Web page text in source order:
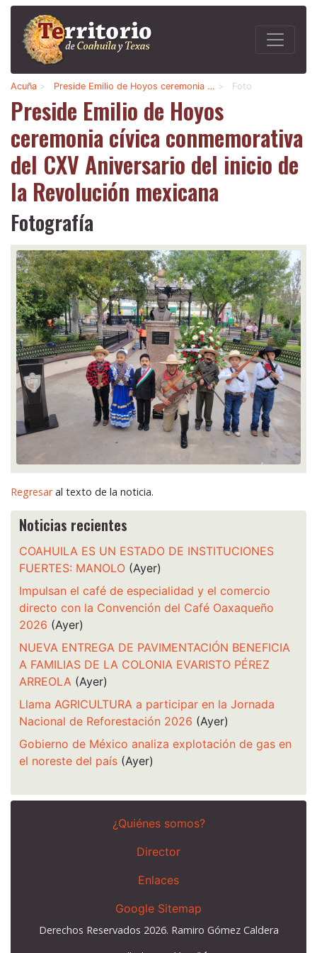
Acuña > Preside Emilio de Hoyos ceremonia … > Foto
Preside Emilio de Hoyos
ceremonia cívica conmemorativa
del CXV Aniversario del inicio de
la Revolución mexicana
Fotografía
Regresaral texto de la noticia.
Noticias recientes
COAHUILA ES UN ESTADO DE INSTITUCIONES
FUERTES: MANOLO (Ayer)
Impulsan el café de especialidad y el comercio
directo con la Convención del Café Oaxaqueño
2026 (Ayer)
NUEVA ENTREGA DE PAVIMENTACIÓN BENEFICIA
A FAMILIAS DE LA COLONIA EVARISTO PÉREZ
ARREOLA (Ayer)
Llama AGRICULTURA a participar en la Jornada
Nacional de Reforestación 2026 (Ayer)
Gobierno de México analiza explotación de gas en
el noreste del país (Ayer)
¿Quiénes somos?
Director
Enlaces
Google Sitemap
Derechos Reservados 2026. Ramiro Gómez Caldera